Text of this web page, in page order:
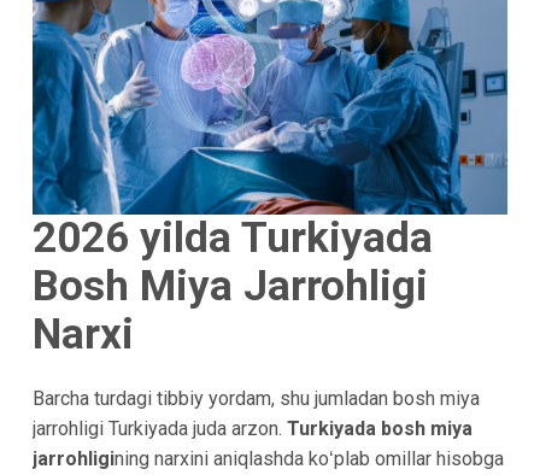
2026 yilda Turkiyada
Bosh Miya Jarrohligi
Narxi
Barcha turdagi tibbiy yordam, shu jumladan bosh miya
jarrohligi Turkiyada juda arzon. Turkiyada bosh miya
jarrohligining narxini aniqlashda koʻplab omillar hisobga